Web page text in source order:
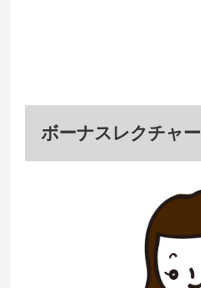
ボーナスレクチャー